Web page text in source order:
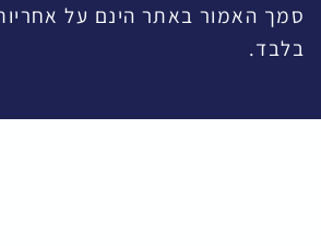
הינם על אחריות המשתמש